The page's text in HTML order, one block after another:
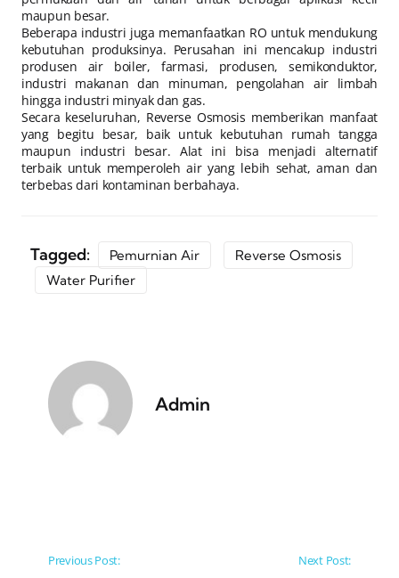
maupun besar.
Beberapa industri juga memanfaatkan RO untuk mendukung
kebutuhan produksinya. Perusahan ini mencakup industri
produsen air boiler, farmasi, produsen, semikonduktor,
industri makanan dan minuman, pengolahan air limbah
hingga industri minyak dan gas.
Secara keseluruhan, Reverse Osmosis memberikan manfaat
yang begitu besar, baik untuk kebutuhan rumah tangga
maupun industri besar. Alat ini bisa menjadi alternatif
terbaik untuk memperoleh air yang lebih sehat, aman dan
terbebas dari kontaminan berbahaya.
Tagged: Pemurnian Air
Reverse Osmosis
Water Purifier
Admin
Post navigation
Previous Post: Next Post: